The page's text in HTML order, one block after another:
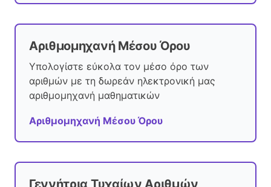
Αριθμομηχανή Μέσου Όρου
Υπολογίστε εύκολα τον μέσο όρο των
αριθμών με τη δωρεάν ηλεκτρονική μας
αριθμομηχανή μαθηματικών
Αριθμομηχανή Μέσου Όρου